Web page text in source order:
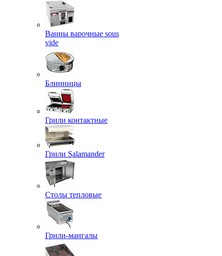
Ванны варочные sous
vide
Блинницы
Грили контактные
Грили Salamander
Столы тепловые
Грили-мангалы